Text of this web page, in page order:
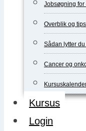
Jobsøgning
Overblik og
Sådan lytter
Cancer og
Kursus
Login